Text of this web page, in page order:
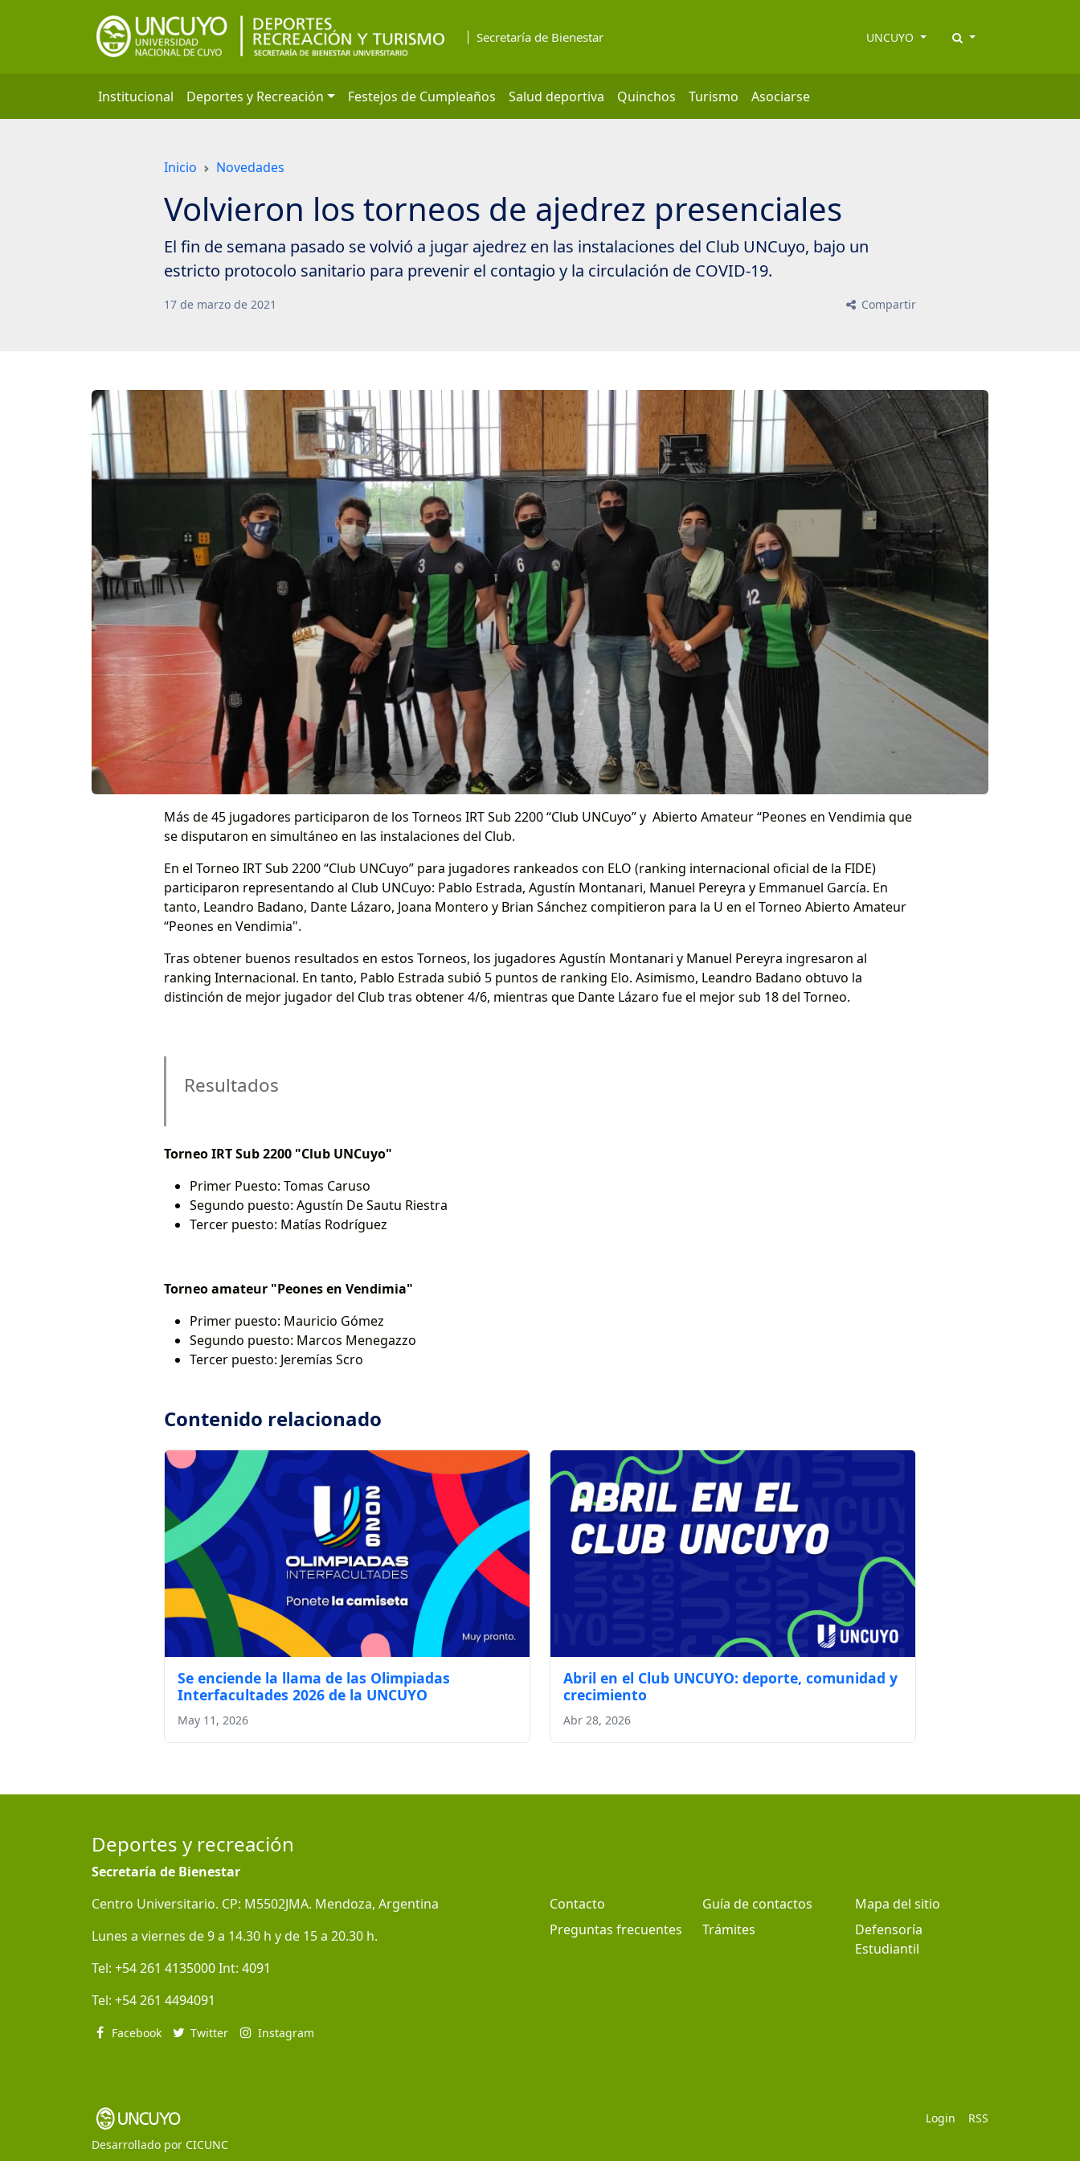
Secretaría de Bienestar UNCUYO
Institucional Deportes y Recreación Festejos de Cumpleaños Salud deportiva Quinchos Turismo Asociarse
Inicio Novedades
Volvieron los torneos de ajedrez presenciales
El fin de semana pasado se volvió a jugar ajedrez en las instalaciones del Club UNCuyo, bajo un
estricto protocolo sanitario para prevenir el contagio y la circulación de COVID-19.
17 de marzo de 2021 Compartir
Más de 45 jugadores participaron de los Torneos IRT Sub 2200 “Club UNCuyo” y Abierto Amateur “Peones en Vendimia que
se disputaron en simultáneo en las instalaciones del Club.
En el Torneo IRT Sub 2200 “Club UNCuyo” para jugadores rankeados con ELO (ranking internacional oficial de la FIDE)
participaron representando al Club UNCuyo: Pablo Estrada, Agustín Montanari, Manuel Pereyra y Emmanuel García. En
tanto, Leandro Badano, Dante Lázaro, Joana Montero y Brian Sánchez compitieron para la U en el Torneo Abierto Amateur
“Peones en Vendimia".
Tras obtener buenos resultados en estos Torneos, los jugadores Agustín Montanari y Manuel Pereyra ingresaron al
ranking Internacional. En tanto, Pablo Estrada subió 5 puntos de ranking Elo. Asimismo, Leandro Badano obtuvo la
distinción de mejor jugador del Club tras obtener 4/6, mientras que Dante Lázaro fue el mejor sub 18 del Torneo.
Resultados
Torneo IRT Sub 2200 "Club UNCuyo"
Primer Puesto: Tomas Caruso
Segundo puesto: Agustín De Sautu Riestra
Tercer puesto: Matías Rodríguez
Torneo amateur "Peones en Vendimia"
Primer puesto: Mauricio Gómez
Segundo puesto: Marcos Menegazzo
Tercer puesto: Jeremías Scro
Contenido relacionado
Se enciende la llama de las Olimpiadas
Interfacultades 2026 de la UNCUYO
May 11, 2026
Abril en el Club UNCUYO: deporte, comunidad y
crecimiento
Abr 28, 2026
Deportes y recreación
Secretaría de Bienestar
Centro Universitario. CP: M5502JMA. Mendoza, Argentina
Lunes a viernes de 9 a 14.30 h y de 15 a 20.30 h.
Tel: +54 261 4135000Int: 4091
Tel: +54 261 4494091
Facebook Twitter Instagram
Contacto
Preguntas frecuentes
Guía de contactos
Trámites
Mapa del sitio
Defensoría
Estudiantil
Login
RSS
Desarrollado por CICUNC